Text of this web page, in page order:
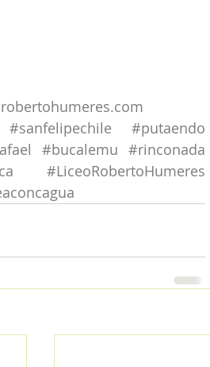
#sanfelipechile
#putaendo
#bucalemu #rinconada
#LiceoRobertoHumeres